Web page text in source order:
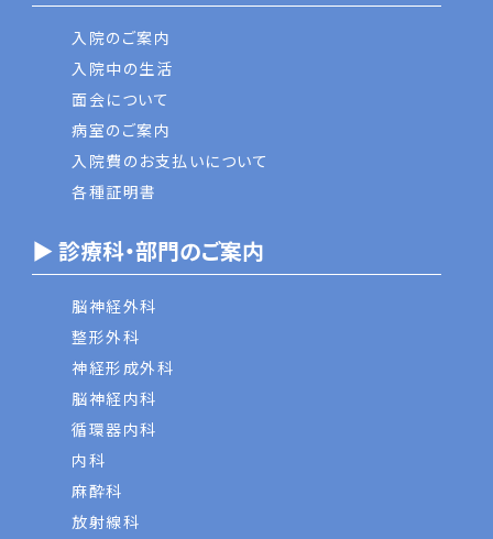
入院のご案内
入院中の生活
面会について
病室のご案内
入院費のお支払いについて
各種証明書
▶ 診療科・部門のご案内
脳神経外科
整形外科
神経形成外科
脳神経内科
循環器内科
内科
麻酔科
放射線科